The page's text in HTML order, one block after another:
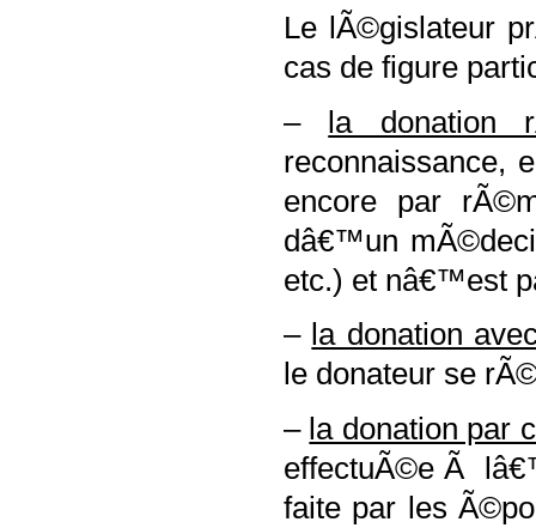
Le lÃ©gislateur
cas de figure
– la donation
reconnaissance,
encore par
dâ€™un
etc.) et nâ€™est
– la donation
le donateur se
– la donation par
effectuÃ©e Ã
faite par les